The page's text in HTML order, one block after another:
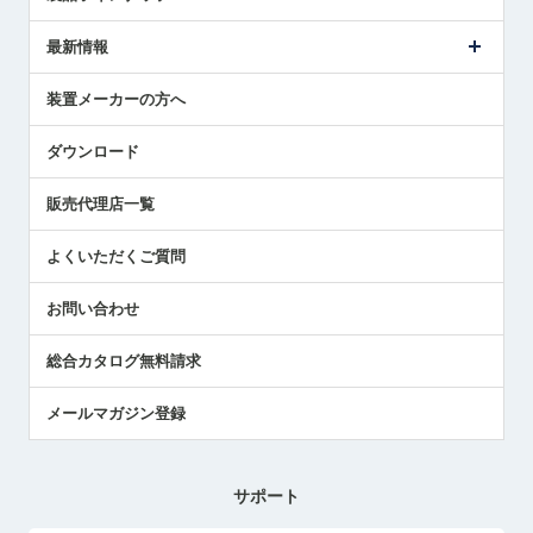
ごあいさつ
受賞履歴
採用情報
国/地域/言語
ツールセッタ製品
エアマイクロセンサ製品
最新情報
メトロールの技術
社員ブログ
中小企業のBCP地震対策
センサのテクニカルガイド
社長ブログ
装置メーカーの方へ
ダウンロード
販売代理店一覧
よくいただくご質問
お問い合わせ
総合カタログ無料請求
メールマガジン登録
サポート